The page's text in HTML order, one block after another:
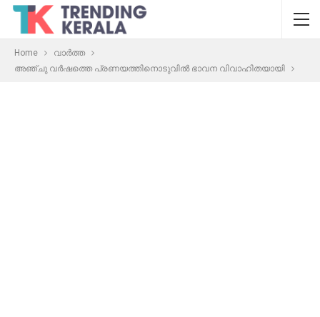
Home
വാർത്ത
അഞ്ചു വർഷത്തെ പ്രണയത്തിനൊടുവിൽ ഭാവന വിവാഹിതയായി